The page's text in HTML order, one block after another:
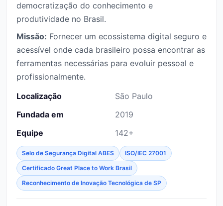
democratização do conhecimento e
produtividade no Brasil.
Missão: Fornecer um ecossistema digital seguro e
acessível onde cada brasileiro possa encontrar as
ferramentas necessárias para evoluir pessoal e
profissionalmente.
Localização
São Paulo
Fundada em
2019
Equipe
142+
Selo de Segurança Digital ABES
ISO/IEC 27001
Certificado Great Place to Work Brasil
Reconhecimento de Inovação Tecnológica de SP